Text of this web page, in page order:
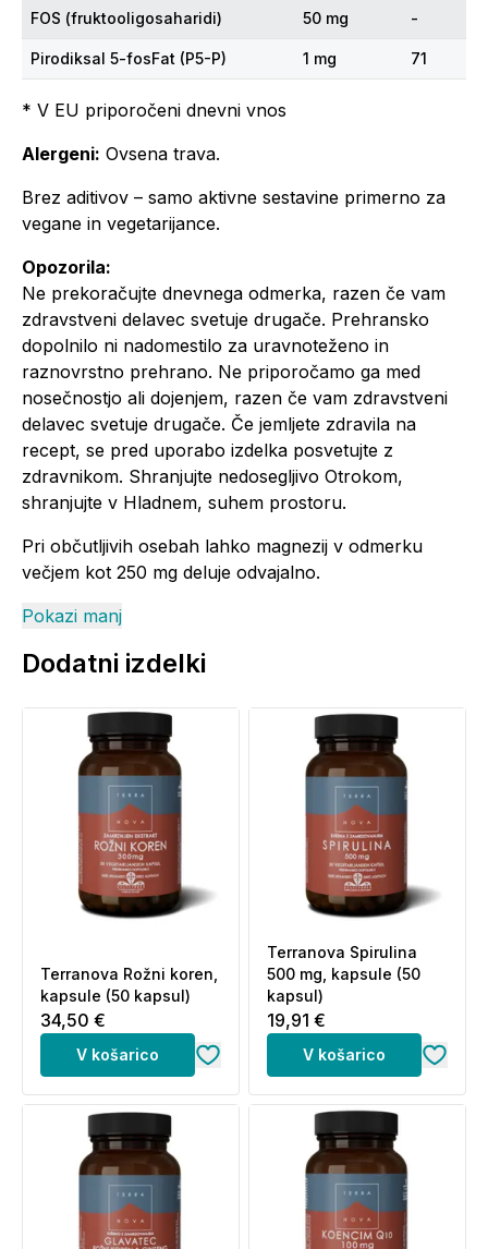
FOS (fruktooligosaharidi) 50 mg -
Pirodiksal 5-fosFat (P5-P) 1 mg 71
* V EU priporočeni dnevni vnos
Alergeni: Ovsena trava.
Brez aditivov – samo aktivne sestavine primerno za
vegane in vegetarijance.
Opozorila:
Ne prekoračujte dnevnega odmerka, razen če vam
zdravstveni delavec svetuje drugače. Prehransko
dopolnilo ni nadomestilo za uravnoteženo in
raznovrstno prehrano. Ne priporočamo ga med
nosečnostjo ali dojenjem, razen če vam zdravstveni
delavec svetuje drugače. Če jemljete zdravila na
recept, se pred uporabo izdelka posvetujte z
zdravnikom. Shranjujte nedosegljivo Otrokom,
shranjujte v Hladnem, suhem prostoru.
Pri občutljivih osebah lahko magnezij v odmerku
večjem kot 250 mg deluje odvajalno.
Pokazi manj
Dodatni izdelki
Terranova Rožni koren,
kapsule (50 kapsul)
34,50 €
V košarico
Terranova Spirulina
500 mg, kapsule (50
kapsul)
19,91 €
V košarico